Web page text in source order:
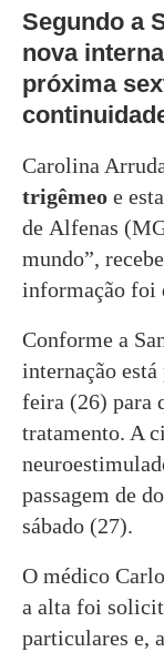
Segundo a
nova
próxima
Carolina
trigêmeo e
de Alfenas
mundo”,
informação foi
Conforme a
internação
feira (26) para
tratamento. A
passagem de
sábado (27).
O médico
a alta foi
particulares e,